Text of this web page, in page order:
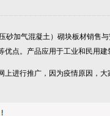
砂加气混凝土）砌块板材销售
点。产品应用于工业和民用
进行推广，因为疫情原因，